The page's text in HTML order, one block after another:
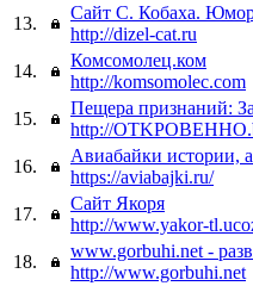
13.
Сайт С. Кобаха.
http://dizel-cat.ru
14.
Комсомолец.ком
http://komsomolec.com
15.
Пещера признаний:
http://
16.
Авиабайки истории,
https://aviabajki.ru/
17.
Сайт Якоря
http://www.yakor-
18.
www.gorbuhi.net -
http://www.gorbuhi.net